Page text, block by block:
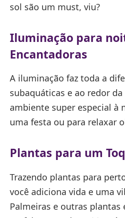
sol são um must, viu?
Iluminação para
Encantadoras
A iluminação faz toda a
subaquáticas e ao redor
ambiente super especial à
uma festa ou para relaxar
Plantas para um
Trazendo plantas para
você adiciona vida e uma
Palmeiras e outras plantas